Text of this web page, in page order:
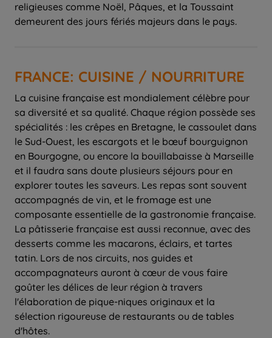
religieuses comme Noël, Pâques, et la Toussaint
demeurent des jours fériés majeurs dans le pays.
FRANCE: CUISINE / NOURRITURE
La cuisine française est mondialement célèbre pour
sa diversité et sa qualité. Chaque région possède ses
spécialités : les crêpes en Bretagne, le cassoulet dans
le Sud-Ouest, les escargots et le bœuf bourguignon
en Bourgogne, ou encore la bouillabaisse à Marseille
et il faudra sans doute plusieurs séjours pour en
explorer toutes les saveurs. Les repas sont souvent
accompagnés de vin, et le fromage est une
composante essentielle de la gastronomie française.
La pâtisserie française est aussi reconnue, avec des
desserts comme les macarons, éclairs, et tartes
tatin. Lors de nos circuits, nos guides et
accompagnateurs auront à cœur de vous faire
goûter les délices de leur région à travers
l'élaboration de pique-niques originaux et la
sélection rigoureuse de restaurants ou de tables
d'hôtes.